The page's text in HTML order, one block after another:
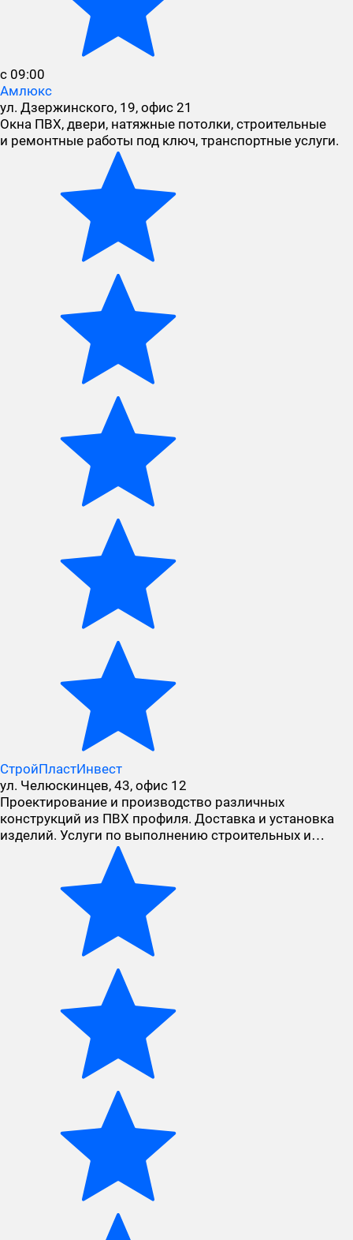
с 09:00
Амлюкс
ул. Дзержинского, 19, офис 21
Окна ПВХ, двери, натяжные потолки, строительные
и ремонтные работы под ключ, транспортные услуги.
СтройПластИнвест
ул. Челюскинцев, 43, офис 12
Проектирование и производство различных
конструкций из ПВХ профиля. Доставка и установка
изделий. Услуги по выполнению строительных и…